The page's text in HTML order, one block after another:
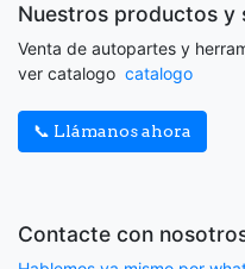
Nuestros productos y
Venta de autopartes y
ver catalogo catalogo
📞 Llámanos ahora
Contacte con